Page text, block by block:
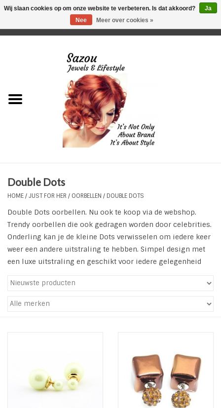
Just for Him
Plus Size Sieraden
Enkelbandjes
Tassen en meer
Charmin*s
Double Dots
HOME/JUST FOR HER / OORBELLEN / DOUBLE DOTS
Double Dots oorbellen. Nu ook te koop via de webshop.
Trendy oorbellen die ook gedragen worden door celebrities.
Onderling kan je de kleine Dots verwisselen om iedere keer
weer een andere uitstraling te hebben. Simpel design met
een luxe uitstraling en geschikt voor iedere gelegenheid
Wij slaan cookies op om onze website te verbeteren. Is dat akkoord?
Ja
Nee
Meer over cookies »